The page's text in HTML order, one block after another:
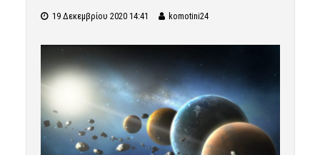
19 Δεκεμβρίου 2020 14:41 komotini24